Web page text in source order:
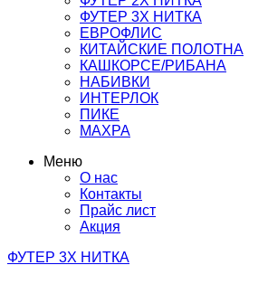
ФУТЕР 3Х НИТКА
ЕВРОФЛИС
КИТАЙСКИЕ ПОЛОТНА
КАШКОРСЕ/РИБАНА
НАБИВКИ
ИНТЕРЛОК
ПИКЕ
МАХРА
Меню
О нас
Контакты
Прайс лист
Акция
ФУТЕР 3Х НИТКА